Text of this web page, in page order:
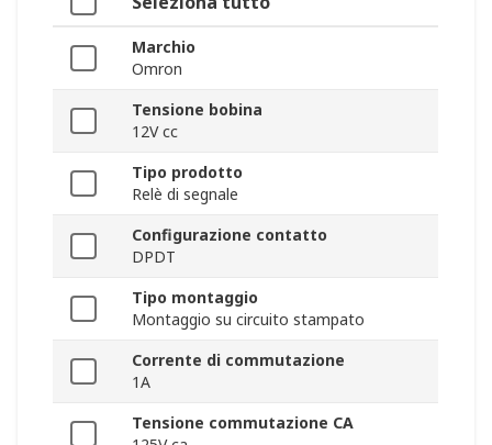
Marchio
Omron
Tensione bobina
12V cc
Tipo prodotto
Relè di segnale
Configurazione contatto
DPDT
Tipo montaggio
Montaggio su circuito stampato
Corrente di commutazione
1A
Tensione commutazione CA